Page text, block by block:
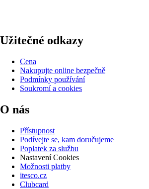
Užitečné odkazy
Cena
Nakupujte online bezpečně
Podmínky používání
Soukromí a cookies
O nás
Přístupnost
Podívejte se, kam doručujeme
Poplatek za službu
Nastavení Cookies
Možnosti platby
itesco.cz
Clubcard